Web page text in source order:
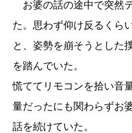
お婆の話の途中で突然
た。思わず仰け反るくら
と、姿勢を崩そうとした
を踏んでいた。
慌ててリモコンを拾い音
量だったにも関わらずお
話を続けていた。